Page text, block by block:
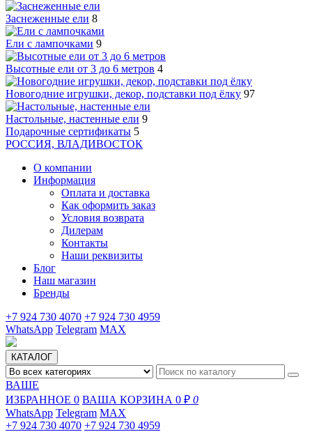
Заснеженные ели 8
Ели с лампочками 9
Высотные ели от 3 до 6 метров 4
Новогодние игрушки, декор, подставки под ёлку 97
Настольные, настенные ели 9
Подарочные сертификаты 5
РОССИЯ, ВЛАДИВОСТОК
О компании
Информация
Оплата и доставка
Как оформить заказ
Условия возврата
Дилерам
Контакты
Наши реквизиты
Блог
Наш магазин
Бренды
+7 924 730 4070 +7 924 730 4959
WhatsApp Telegram MAX
КАТАЛОГ
ВАШЕ
ИЗБРАННОЕ 0 ВАША КОРЗИНА 0 ₽ 0
WhatsApp Telegram MAX
+7 924 730 4070 +7 924 730 4959